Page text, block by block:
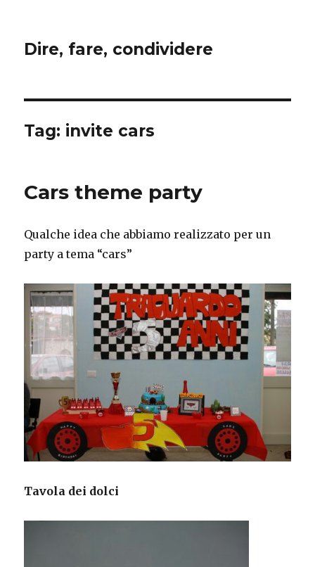
Dire, fare, condividere
Tag: invite cars
Cars theme party
Qualche idea che abbiamo realizzato per un
party a tema “cars”
Tavola dei dolci